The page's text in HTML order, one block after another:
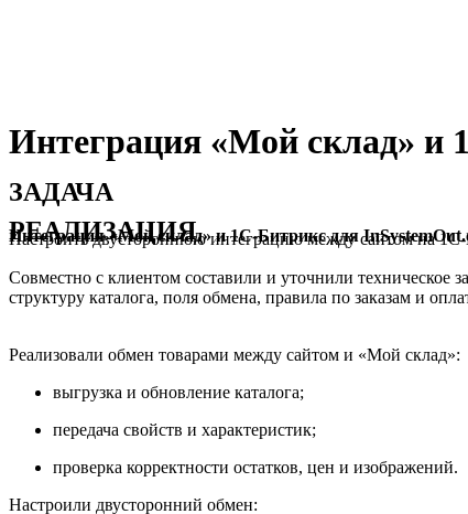
Интеграция «Мой склад» и
Интеграция «Мой склад» и 1С-Битрикс для
ЗАДАЧА
Настроить двустороннюю интеграцию между сайтом на 1С-
РЕАЛИЗАЦИЯ
Совместно с клиентом составили и уточнили техническое
структуру каталога, поля обмена, правила по заказам и
Реализовали обмен товарами между сайтом и «Мой склад»:
выгрузка и обновление каталога;
передача свойств и характеристик;
проверка корректности остатков, цен и изображений.
Настроили двусторонний обмен: